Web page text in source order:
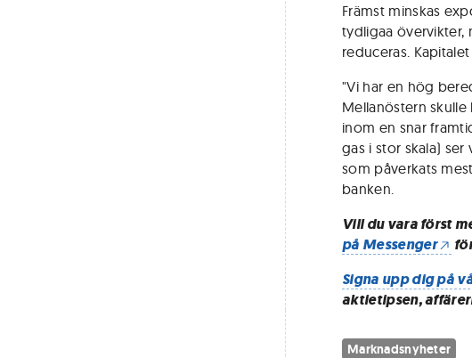
Främst minskas
tydligaa övervikter,
reduceras.
"Vi har en hög
Mellanöstern skulle
inom en snar
gas i stor skala)
som påverkats
banken.
Vill du vara först
på Messenger
Signa upp dig på
aktietipsen,
Marknadsnyheter